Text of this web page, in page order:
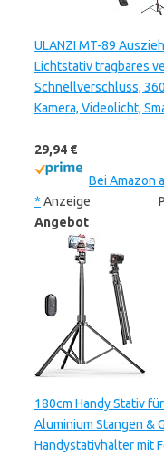
ULANZI MT-89
Lichtstativ tragbares
Schnellverschluss,
Kamera, Videolicht,
29,94 €
Bei Amazon
* Anzeige
Angebot
180cm Handy Stativ
Aluminium Stangen &
Handystativhalter mit